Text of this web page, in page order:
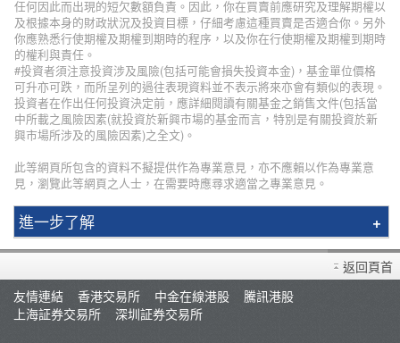
任何因此而出現的短欠數額負責。因此，你在買賣前應研究及理解期權以
及根據本身的財政狀況及投資目標，仔細考慮這種買賣是否適合你。另外
你應熟悉行使期權及期權到期時的程序，以及你在行使期權及期權到期時
的權利與責任。
#投資者須注意投資涉及風險(包括可能會損失投資本金)，基金單位價格
可升亦可跌，而所呈列的過往表現資料並不表示將來亦會有類似的表現。
投資者在作出任何投資決定前，應詳細閱讀有關基金之銷售文件(包括當
中所載之風險因素(就投資於新興市場的基金而言，特別是有關投資於新
興市場所涉及的風險因素)之全文)。
此等網頁所包含的資料不擬提供作為專業意見，亦不應賴以作為專業意
見，瀏覽此等網頁之人士，在需要時應尋求適當之專業意見。
進一步了解
輝立簡介
分行資料
招聘人才
返回頁首
友情連結
香港交易所 中金在線港股
騰訊港股
上海証券交易所
深圳証券交易所